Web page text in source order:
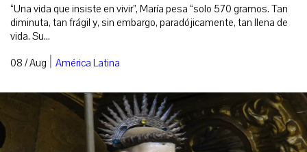
“Una vida que insiste en vivir”, María pesa “solo 570 gramos. Tan
diminuta, tan frágil y, sin embargo, paradójicamente, tan llena de
vida. Su...
08 / Aug | América Latina